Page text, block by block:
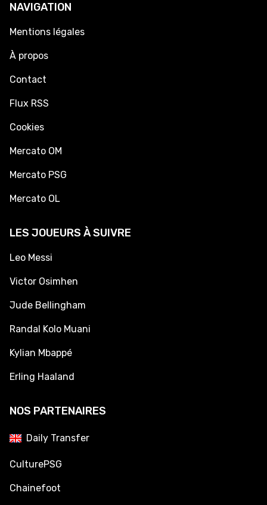
NAVIGATION
Mentions légales
À propos
Contact
Flux RSS
Cookies
Mercato OM
Mercato PSG
Mercato OL
LES JOUEURS À SUIVRE
Leo Messi
Victor Osimhen
Jude Bellingham
Randal Kolo Muani
Kylian Mbappé
Erling Haaland
NOS PARTENAIRES
Daily Transfer
CulturePSG
Chainefoot